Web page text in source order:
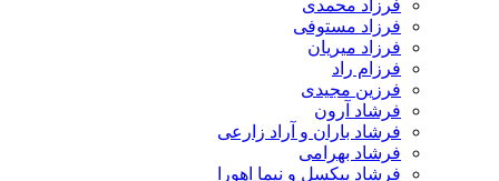
فرزاد محمدی
فرزاد مستوفی
فرزاد میریان
فرزام راد
فرزین مجیدی
فرشاد آرون
فرشاد باران و آراد زارعی
فرشاد بهرامی
فرشاد پیکسل و نیما اهورا